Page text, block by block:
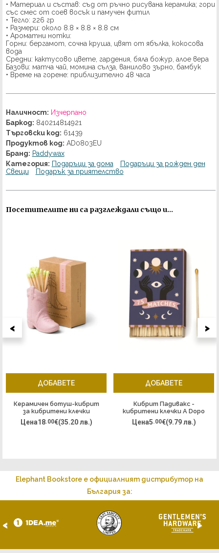
• Материал и състав: съд от ръчно рисувана керамика; гори
със смес от соев восък и памучен фитил
• Тегло: 226 гр
• Размери: около 8.8 × 8.8 × 8.8 см
• Ароматни нотки:
Горни: бергамот, сочна круша, цвят от ябълка, кокосова
вода
Средни: кактусово цвете, гардения, бяла божур, алое вера
Базови: матча чай, момина сълза, ванилово зърно, бамбук
• Време на горене: приблизително 48 часа
Наличност: Изчерпано
Баркод: 840214814921
Търговски код: 61439
Продуктов код: AD0803EU
Бранд: Paddywax
Категория: Подаръци за дома
Подаръци за рожден ден
Свещи
Подарък за приятелство
Посетителите ни са разглеждали също и...
ДОБАВЕТЕ
Керамичен ботуш-кибрит
за кибритени клечки
Падивакс, Нешвил - розов
Цена18.00€(35.20 лв.)
ДОБАВЕТЕ
Кибрит Падивакс -
кибритени клечки A Dopo
в кутия, Златна Луна
Цена5.00€(9.79 лв.)
< >
Elephant Bookstore е официалният дистрибутор на
България за:
< >